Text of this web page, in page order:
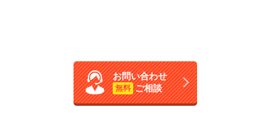
お問い合わせ
無料 ご相談